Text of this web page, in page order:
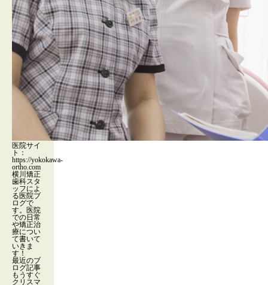
医院サイ
ト：
https://yokokawa-
ortho.com
横川矯正
歯科スタ
ッフによ
る医院ブ
ログで
す。医院
での日常
や矯正治
療につい
て書いて
いきま
す！
最近のブ
ログ記事
もうすぐ
クリスマ